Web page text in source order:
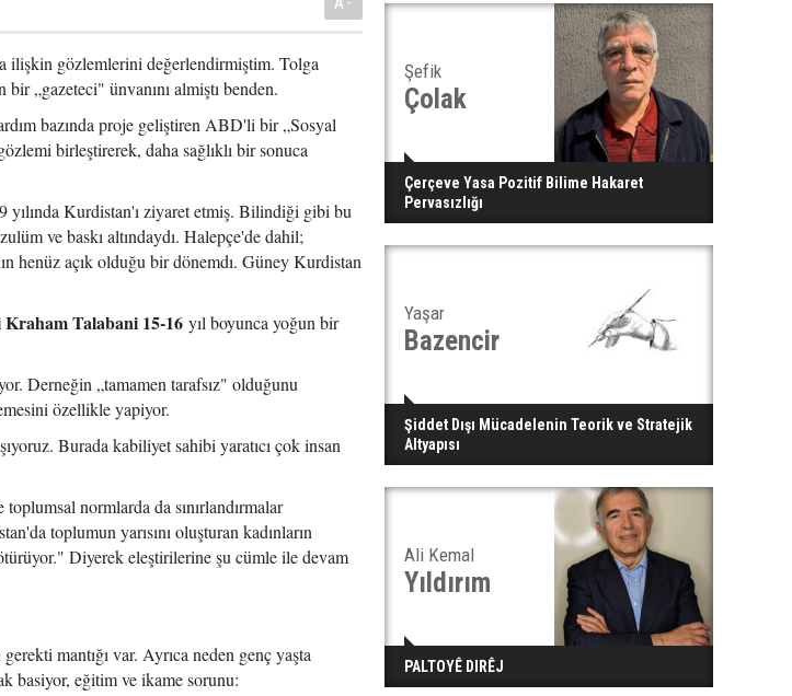
ilişkin gözlemlerini değerlendirmiştim. Tolga
„gazeteci" ünvanını almiştı benden.
bazında proje geliştiren ABD'li bir „Sosyal
birleştirerek, daha sağlıklı bir sonuca
Kurdistan'ı ziyaret etmiş. Bilindiği gibi bu
ve baskı altındaydı. Halepçe'de dahil;
henüz açık olduğu bir dönemdı. Güney Kurdistan
Talabani 15-16 yıl boyunca yoğun bir
Derneğin „tamamen tarafsız" olduğunu
özellikle yapiyor.
Burada kabiliyet sahibi yaratıcı çok insan
normlarda da sınırlandırmalar
toplumun yarısını oluşturan kadınların
Diyerek eleştirilerine şu cümle ile devam
mantığı var. Ayrıca neden genç yaşta
basiyor, eğitim ve ikame sorunu:
Şefik
Çolak
Çerçeve Yasa Pozitif Bilime Hakaret
Pervasızlığı
Yaşar
Bazencir
Şiddet Dışı Mücadelenin Teorik ve Stratejik
Altyapısı
Ali Kemal
Yıldırım
PALTOYÊ DIRÊJ